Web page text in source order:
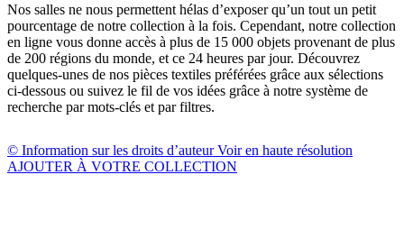
Nos salles ne nous permettent hélas d’exposer qu’un tout un petit
pourcentage de notre collection à la fois. Cependant, notre collection
en ligne vous donne accès à plus de 15 000 objets provenant de plus
de 200 régions du monde, et ce 24 heures par jour. Découvrez
quelques-unes de nos pièces textiles préférées grâce aux sélections
ci-dessous ou suivez le fil de vos idées grâce à notre système de
recherche par mots-clés et par filtres.
© Information sur les droits d’auteurVoir en haute résolution
AJOUTER À VOTRE COLLECTION